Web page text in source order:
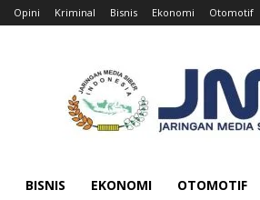
Opini Kriminal Bisnis Ekonomi Otomotif
BISNIS EKONOMI OTOMOTIF